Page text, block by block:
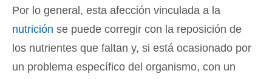
Por lo general, esta afección vinculada a la
nutrición se puede corregir con la reposición de
los nutrientes que faltan y, si está ocasionado por
un problema específico del organismo, con un